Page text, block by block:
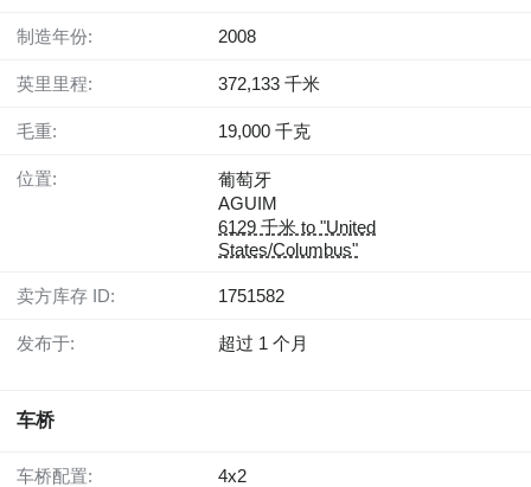
制造年份: 2008
英里里程: 372,133 千米
毛重: 19,000 千克
位置:
葡萄牙
AGUIM
6129 千米 to "United
States/Columbus"
卖方库存 ID: 1751582
发布于: 超过 1 个月
车桥
车桥配置: 4x2